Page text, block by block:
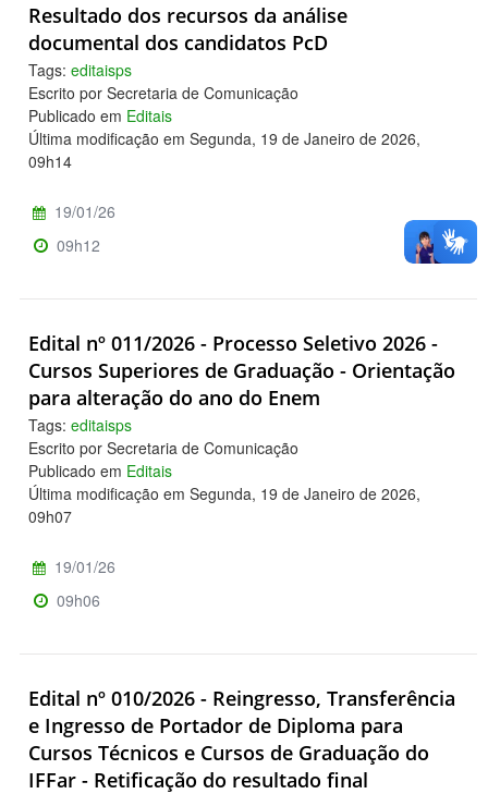
Resultado dos recursos da análise
documental dos candidatos PcD
Tags: editaisps
Escrito por Secretaria de Comunicação
Publicado em Editais
Última modificação em Segunda, 19 de Janeiro de 2026,
09h14
19/01/26
09h12
Edital nº 011/2026 - Processo Seletivo 2026 -
Cursos Superiores de Graduação - Orientação
para alteração do ano do Enem
Tags: editaisps
Escrito por Secretaria de Comunicação
Publicado em Editais
Última modificação em Segunda, 19 de Janeiro de 2026,
09h07
19/01/26
09h06
Edital nº 010/2026 - Reingresso, Transferência
e Ingresso de Portador de Diploma para
Cursos Técnicos e Cursos de Graduação do
IFFar - Retificação do resultado final